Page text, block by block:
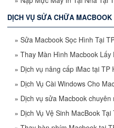
DỊCH VỤ SỬA CHỮA MACBOOK
» Sửa Macbook Sọc Hình Tại
» Thay Màn Hình Macbook Lấy
» Dịch vụ nâng cấp iMac tại TP
» Dịch Vụ Cài Windows Cho
» Dịch vụ sửa Macbook chuyên
» Dịch Vụ Vệ Sinh MacBook Tại